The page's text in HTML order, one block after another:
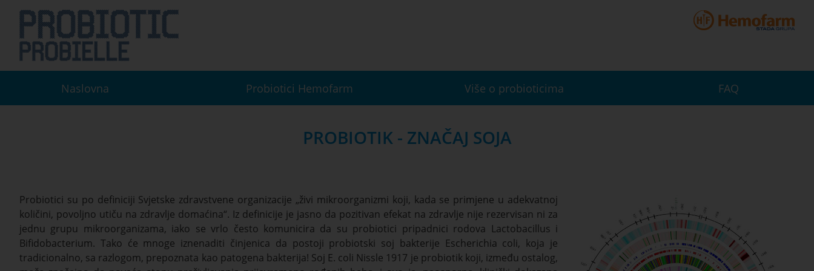
Naslovna Probiotici Hemofarm Više o probioticima FAQ
PROBIOTIK - ZNAČAJ SOJA
Probiotici su po definiciji Svjetske zdravstvene organizacije „živi mikroorganizmi koji, kada se primjene u adekvatnoj
količini, povoljno utiču na zdravlje domaćina“. Iz definicije je jasno da pozitivan efekat na zdravlje nije rezervisan ni za
jednu grupu mikroorganizama, iako se vrlo često komunicira da su probiotici pripadnici rodova Lactobacillus i
Bifidobacterium. Tako će mnoge iznenaditi činjenica da postoji probiotski soj bakterije Escherichia coli, koja je
tradicionalno, sa razlogom, prepoznata kao patogena bakterija! Soj E. coli Nissle 1917 je probiotik koji, između ostalog,